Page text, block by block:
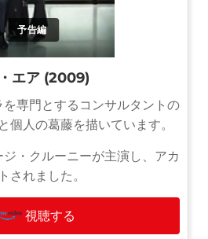
予告編
エア (2009)
専門とするコンサルタントの
個人の葛藤を描いています。
・クルーニーが主演し、アカ
されました。
視聴する